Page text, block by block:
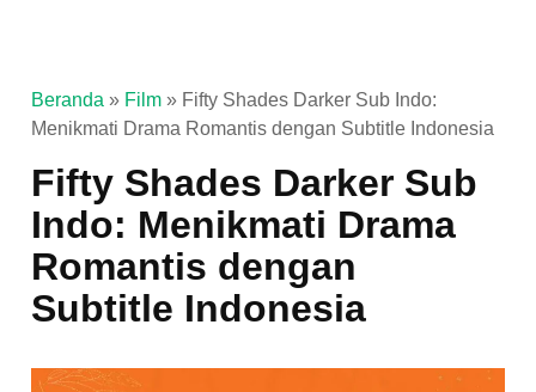
Beranda » Film » Fifty Shades Darker Sub Indo:
Menikmati Drama Romantis dengan Subtitle Indonesia
Fifty Shades Darker Sub
Indo: Menikmati Drama
Romantis dengan
Subtitle Indonesia